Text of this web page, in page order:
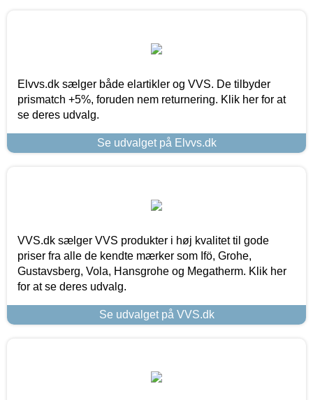
Elvvs.dk sælger både elartikler og VVS. De tilbyder
prismatch +5%, foruden nem returnering. Klik her for at
se deres udvalg.
Se udvalget på Elvvs.dk
VVS.dk sælger VVS produkter i høj kvalitet til gode
priser fra alle de kendte mærker som Ifö, Grohe,
Gustavsberg, Vola, Hansgrohe og Megatherm. Klik her
for at se deres udvalg.
Se udvalget på VVS.dk